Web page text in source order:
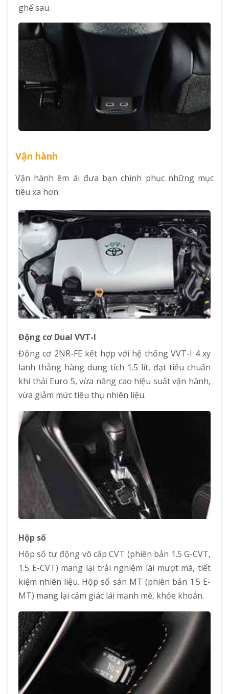
ghế sau.
Vận hành
Vận hành êm ái đưa bạn chinh phục những mục
tiêu xa hơn.
Động cơ Dual VVT-I
Động cơ 2NR-FE kết hợp với hệ thống VVT-I 4 xy
lanh thẳng hàng dung tích 1.5 lít, đạt tiêu chuấn
khí thải Euro 5, vừa nâng cao hiệu suất vận hành,
vừa giảm mức tiêu thụ nhiên liệu.
Hộp số
Hộp số tự động vô cấp CVT (phiên bản 1.5 G-CVT,
1.5 E-CVT) mang lại trải nghiệm lái mượt mà, tiết
kiệm nhiên liệu. Hộp số sàn MT (phiên bản 1.5 E-
MT) mang lại cảm giác lái mạnh mẽ, khỏe khoắn.